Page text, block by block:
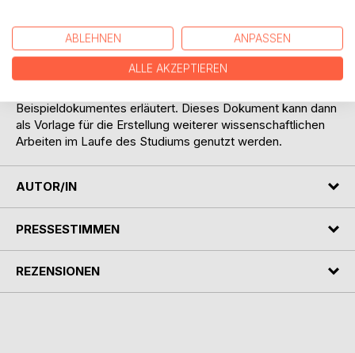
anhand derer der Studierende mit vertretbarem Aufwand
ein ansprechendes Ergebnis erzielen kann. Schritt für
Schritt wird der Erstellungsprozess einer
wissenschaftlichen Arbeit mit der Literaturverwaltung Citavi
Beispieldokumentes erläutert. Dieses Dokument kann dann
als Vorlage für die Erstellung weiterer wissenschaftlichen
Arbeiten im Laufe des Studiums genutzt werden.
AUTOR/IN
PRESSESTIMMEN
REZENSIONEN
ABLEHNEN ANPASSEN
ALLE AKZEPTIEREN